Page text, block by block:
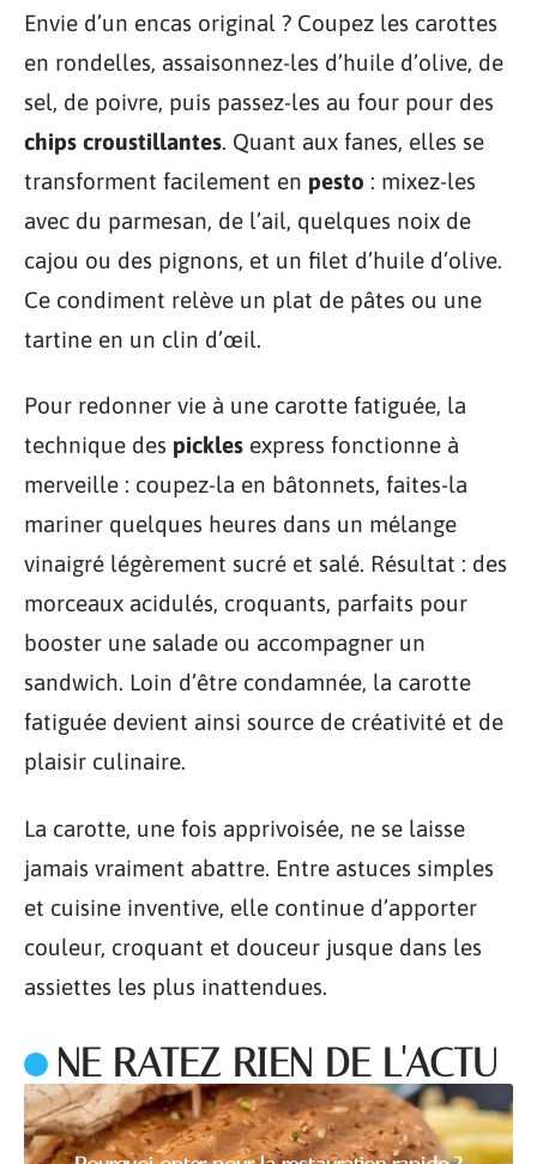
Envie d’un encas original ? Coupez les carottes
en rondelles, assaisonnez-les d’huile d’olive, de
sel, de poivre, puis passez-les au four pour des
chips croustillantes. Quant aux fanes, elles se
transforment facilement en pesto : mixez-les
avec du parmesan, de l’ail, quelques noix de
cajou ou des pignons, et un filet d’huile d’olive.
Ce condiment relève un plat de pâtes ou une
tartine en un clin d’œil.
Pour redonner vie à une carotte fatiguée, la
technique des pickles express fonctionne à
merveille : coupez-la en bâtonnets, faites-la
mariner quelques heures dans un mélange
vinaigré légèrement sucré et salé. Résultat : des
morceaux acidulés, croquants, parfaits pour
booster une salade ou accompagner un
sandwich. Loin d’être condamnée, la carotte
fatiguée devient ainsi source de créativité et de
plaisir culinaire.
La carotte, une fois apprivoisée, ne se laisse
jamais vraiment abattre. Entre astuces simples
et cuisine inventive, elle continue d’apporter
couleur, croquant et douceur jusque dans les
assiettes les plus inattendues.
NE RATEZ RIEN DE L'ACTU